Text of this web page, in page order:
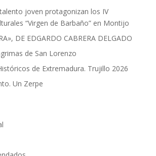
joven protagonizan los IV
“Virgen de Barbaño” en Montijo
DE EDGARDO CABRERA DELGADO
de San Lorenzo
de Extremadura. Trujillo 2026
Un Zerpe